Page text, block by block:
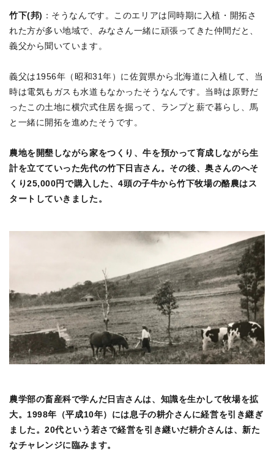
竹下(邦) ：そうなんです。このエリアは同時期に入植・開拓さ
れた方が多い地域で、みなさん一緒に頑張ってきた仲間だと、
義父から聞いています。
義父は1956年（昭和31年）に佐賀県から北海道に入植して、当
時は電気もガスも水道もなかったそうなんです。当時は原野だ
ったこの土地に横穴式住居を掘って、ランプと薪で暮らし、馬
と一緒に開拓を進めたそうです。
農地を開墾しながら家をつくり、牛を預かって育成しながら生
計を立てていった先代の竹下日吉さん。その後、奥さんのへそ
くり25,000円で購入した、4頭の子牛から竹下牧場の酪農はス
タートしていきました。
農学部の畜産科で学んだ日吉さんは、知識を生かして牧場を拡
大。1998年（平成10年）には息子の耕介さんに経営を引き継ぎ
ました。20代という若さで経営を引き継いだ耕介さんは、新た
なチャレンジに臨みます。